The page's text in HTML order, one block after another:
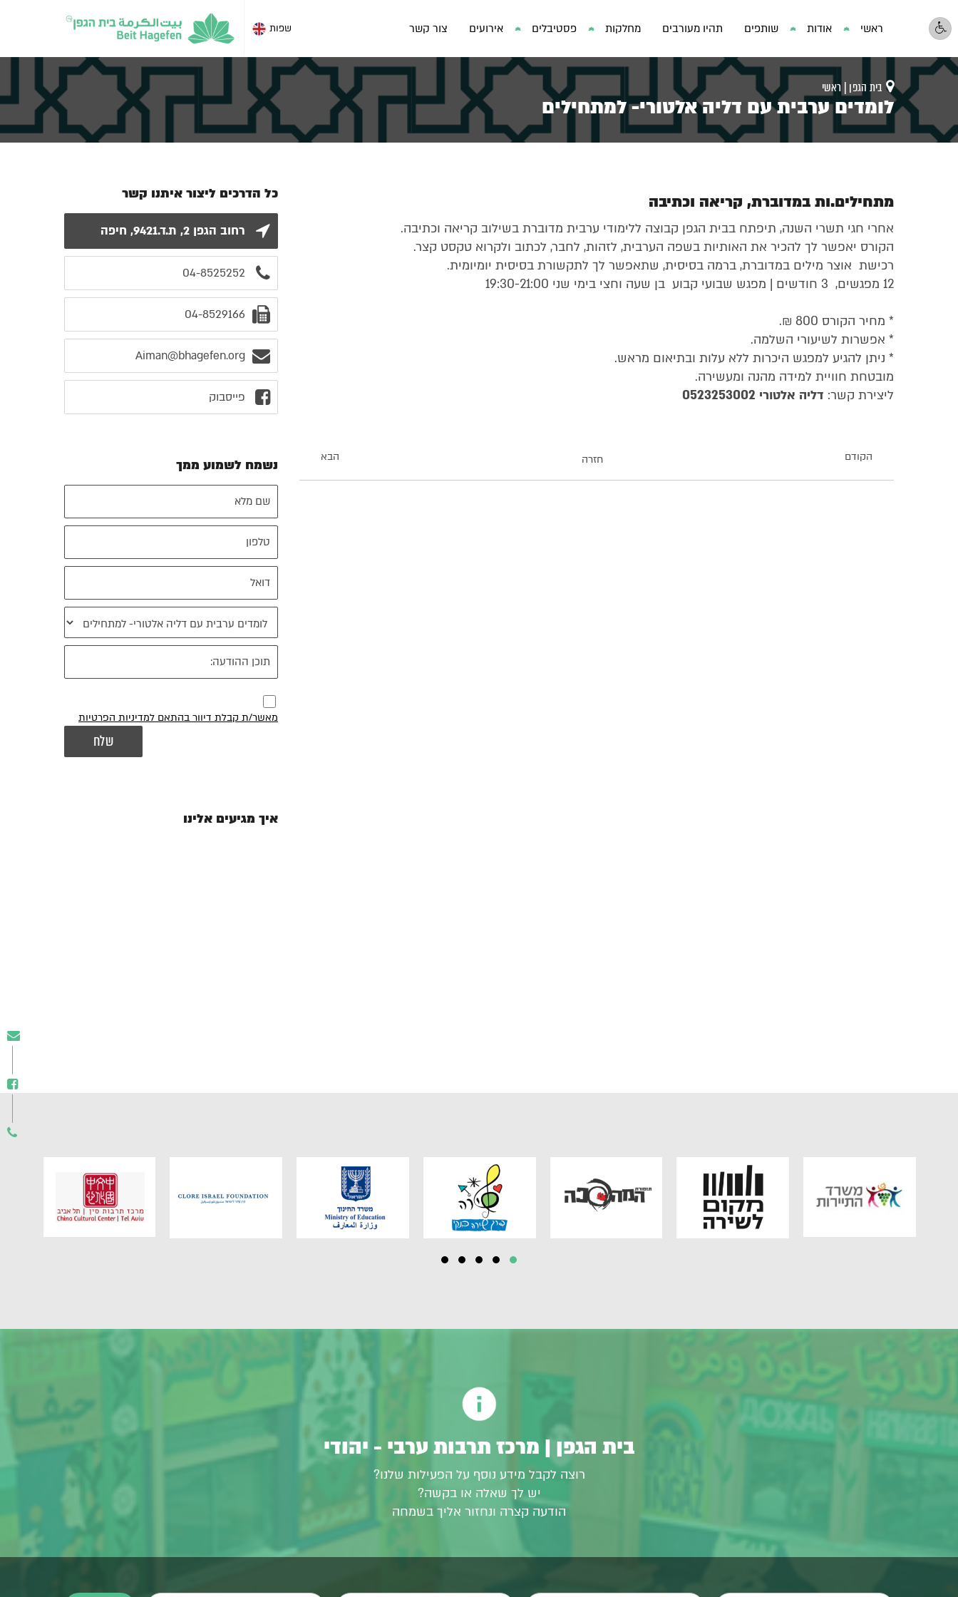
ראשי אודות שותפים תהיו מעורבים מחלקות פסטיבלים אירועים צור קשר שפות
בית הגפן | ראשי
לומדים ערבית עם דליה אלטורי- למתחילים
מתחילים.ות במדוברת, קריאה וכתיבה
אחרי חגי תשרי השנה, תיפתח בבית הגפן קבוצה ללימודי ערבית מדוברת בשילוב קריאה וכתיבה.
הקורס יאפשר לך להכיר את האותיות בשפה הערבית, לזהות, לחבר, לכתוב ולקרוא טקסט קצר.
רכישת אוצר מילים במדוברת, ברמה בסיסית, שתאפשר לך לתקשורת בסיסית יומיומית.
12 מפגשים, 3 חודשים | מפגש שבועי קבוע בן שעה וחצי בימי שני 19:30-21:00
* מחיר הקורס 800 ₪.
* אפשרות לשיעורי השלמה.
* ניתן להגיע למפגש היכרות ללא עלות ובתיאום מראש.
מובטחת חוויית למידה מהנה ומעשירה.
ליצירת קשר: דליה אלטורי 0523253002
הקודם חזרה הבא
כל הדרכים ליצור איתנו קשר
רחוב הגפן 2, ת.ד.9421, חיפה
04-8525252
04-8529166
Aiman@bhagefen.org
פייסבוק
נשמח לשמוע ממך
מאשר/ת קבלת דיוור בהתאם למדיניות הפרטיות
איך מגיעים אלינו
בית הגפן | מרכז תרבות ערבי - יהודי
רוצה לקבל מידע נוסף על הפעילות שלנו?
יש לך שאלה או בקשה?
הודעה קצרה ונחזור אליך בשמחה